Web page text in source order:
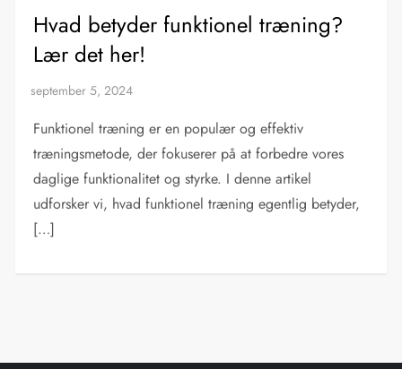
Hvad betyder funktionel træning?
Lær det her!
Funktionel træning er en populær og effektiv
træningsmetode, der fokuserer på at forbedre vores
daglige funktionalitet og styrke. I denne artikel
udforsker vi, hvad funktionel træning egentlig betyder,
[…]